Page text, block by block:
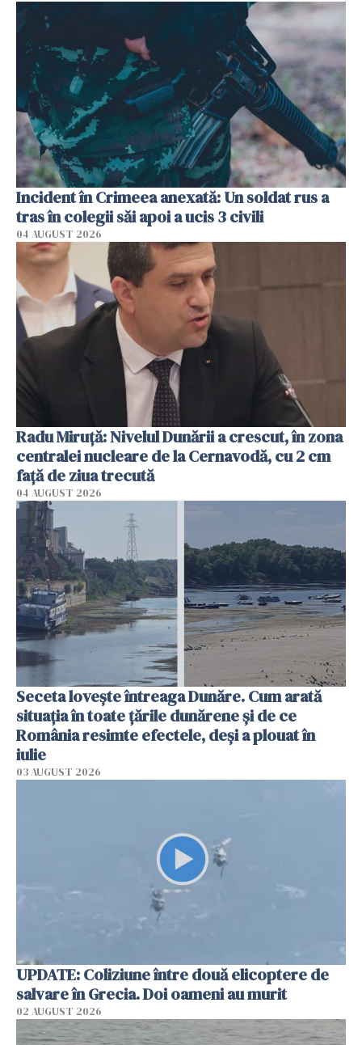
Incident în Crimeea anexată: Un soldat rus a
tras în colegii săi apoi a ucis 3 civili
04 AUGUST 2026
Radu Miruţă: Nivelul Dunării a crescut, în zona
centralei nucleare de la Cernavodă, cu 2 cm
faţă de ziua trecută
04 AUGUST 2026
Seceta lovește întreaga Dunăre. Cum arată
situația în toate țările dunărene și de ce
România resimte efectele, deși a plouat în
iulie
03 AUGUST 2026
UPDATE: Coliziune între două elicoptere de
salvare în Grecia. Doi oameni au murit
02 AUGUST 2026